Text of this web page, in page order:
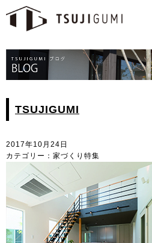
TSUJIGUMI
2017年10月24日
カテゴリー：家づくり特集